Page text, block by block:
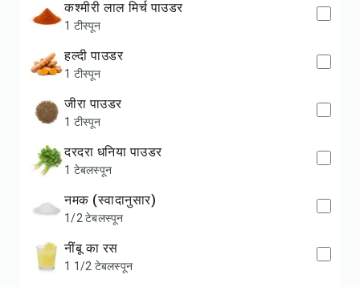
कश्मीरी लाल मिर्च पाउडर
1 टीस्पून
हल्दी पाउडर
1 टीस्पून
जीरा पाउडर
1 टीस्पून
दरदरा धनिया पाउडर
1 टेबलस्पून
नमक (स्वादानुसार)
1/2 टेबलस्पून
नींबू का रस
1 1/2 टेबलस्पून